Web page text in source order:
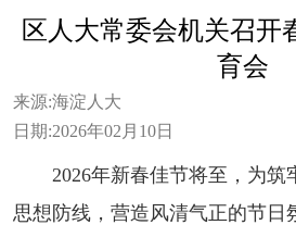
区人大常委会机关召开
育会
来源:海淀人大
日期:2026年02月10日
2026年新春佳节将至，为筑
思想防线，营造风清气正的节日